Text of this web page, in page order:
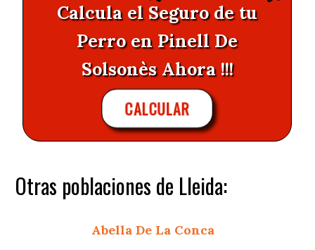
Calcula el Seguro de tu
Perro en Pinell De
Solsonès Ahora !!!
CALCULAR
Otras poblaciones de Lleida:
Abella De La Conca